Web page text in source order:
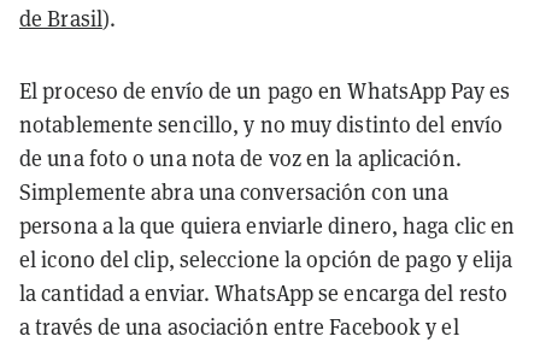
de Brasil).
El proceso de envío de un pago en WhatsApp Pay es
notablemente sencillo, y no muy distinto del envío
de una foto o una nota de voz en la aplicación.
Simplemente abra una conversación con una
persona a la que quiera enviarle dinero, haga clic en
el icono del clip, seleccione la opción de pago y elija
la cantidad a enviar. WhatsApp se encarga del resto
a través de una asociación entre Facebook y el